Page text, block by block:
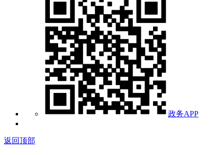
政务APP
返回顶部